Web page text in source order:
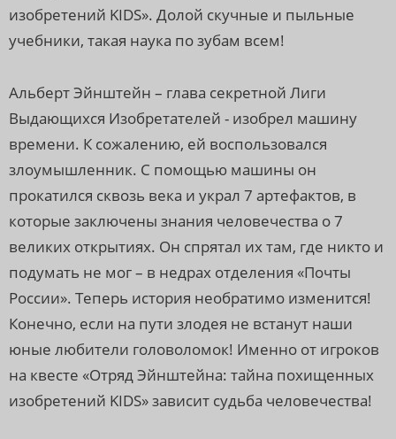
изобретений KIDS». Долой скучные и пыльные
учебники, такая наука по зубам всем!
Альберт Эйнштейн – глава секретной Лиги
Выдающихся Изобретателей - изобрел машину
времени. К сожалению, ей воспользовался
злоумышленник. С помощью машины он
прокатился сквозь века и украл 7 артефактов, в
которые заключены знания человечества о 7
великих открытиях. Он спрятал их там, где никто и
подумать не мог – в недрах отделения «Почты
России». Теперь история необратимо изменится!
Конечно, если на пути злодея не встанут наши
юные любители головоломок! Именно от игроков
на квесте «Отряд Эйнштейна: тайна похищенных
изобретений KIDS» зависит судьба человечества!